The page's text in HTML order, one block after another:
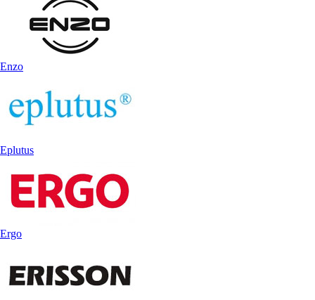
Enzo
Eplutus
Ergo